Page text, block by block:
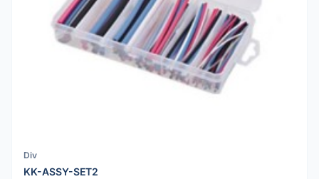
Div
KK-ASSY-SET2